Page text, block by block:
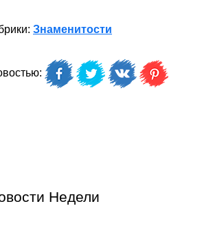
Знаменитости
Недели